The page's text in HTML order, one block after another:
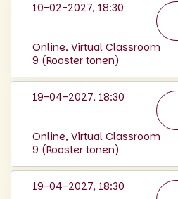
10-02-2027, 18:30
Online, Virtual Classroom
9 (Rooster tonen)
19-04-2027, 18:30
Online, Virtual Classroom
9 (Rooster tonen)
19-04-2027, 18:30